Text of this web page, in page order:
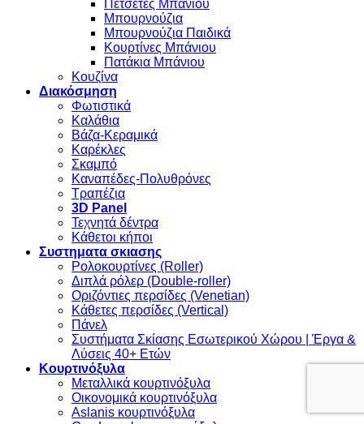
Πετσέτες Μπάνιου
Μπουρνούζια
Μπουρνούζια Παιδικά
Κουρτίνες Μπάνιου
Πατάκια Μπάνιου
Κουζίνα
Διακόσμηση
Φωτιστικά
Καλάθια
Βάζα-Κεραμικά
Καρέκλες
Σκαμπό
Καναπέδες-Πολυθρόνες
Τραπέζια
3D Panel
Τεχνητά δέντρα
Κάθετοι κήποι
Συστηματα σκιασης
Ρολοκουρτίνες (Roller)
Διπλά ρόλερ (Double-roller)
Οριζόντιες περσίδες (Venetian)
Κάθετες περσίδες (Vertical)
Πάνελ
Συστήματα Σκίασης Εσωτερικού Χώρου | Έργα &
Λύσεις 40+ Ετών
Κουρτινόξυλα
Μεταλλικά κουρτινόξυλα
Οικονομικά κουρτινόξυλα
Aslanis κουρτινόξυλα